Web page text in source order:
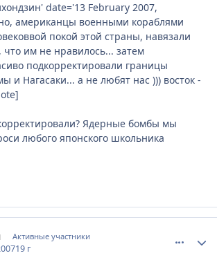
date='13 February 2007,
американцы военными кораблями
покой этой страны, навязали
что им не нравилось... затем
подкорректировали границы
и Нагасаки... а не любят нас ))) восток -
Ядерные бомбы мы
любого японского школьника
Активные участники
19 г